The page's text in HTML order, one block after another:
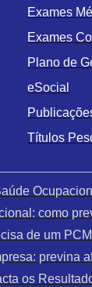
Exames
Exames
Plano de
eSocial
Títulos
como
de um
previna
os